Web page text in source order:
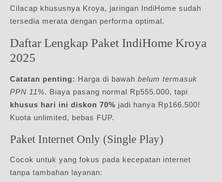
Cilacap khususnya Kroya, jaringan IndiHome sudah
tersedia merata dengan performa optimal.
Daftar Lengkap Paket IndiHome Kroya
2025
Catatan penting: Harga di bawah belum termasuk
PPN 11%. Biaya pasang normal Rp555.000, tapi
khusus hari ini diskon 70% jadi hanya Rp166.500!
Kuota unlimited, bebas FUP.
Paket Internet Only (Single Play)
Cocok untuk yang fokus pada kecepatan internet
tanpa tambahan layanan: